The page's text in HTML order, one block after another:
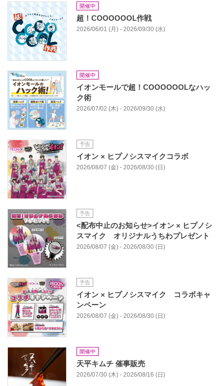
開催中
超！COOOOOOL作戦
2026/06/01 (月) - 2026/09/30 (水)
開催中
イオンモールで超！COOOOOOLなハッ
ク術
2026/07/02 (木) - 2026/09/30 (水)
予告
イオン × ヒプノシスマイクコラボ
2026/08/07 (金) - 2026/08/30 (日)
予告
<配布中止のお知らせ>イオン × ヒプノシ
スマイク オリジナルうちわプレゼント
2026/08/07 (金) - 2026/08/30 (日)
予告
イオン × ヒプノシスマイク コラボキャ
ンペーン
2026/08/07 (金) - 2026/08/30 (日)
開催中
天平キムチ 催事販売
2026/07/30 (木) - 2026/08/16 (日)